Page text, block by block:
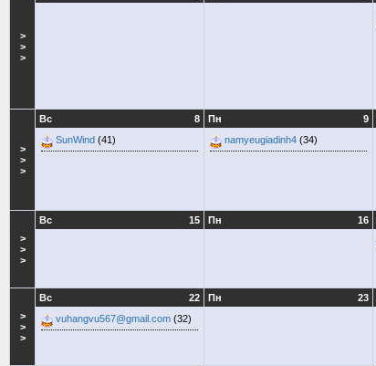
>
>
>
>
>
>
8
Вс
SunWind (41)
9
Пн
namyeugiadinh4 (34)
>
>
>
15
Вс 16
Пн
>
>
>
22
Вс
vuhangvu567@gmail.com (32)
23
Пн